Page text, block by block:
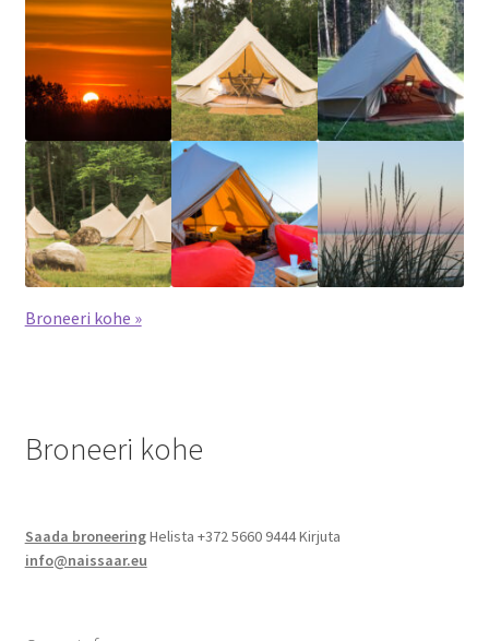
Tegevused
Dresiinisõidud
Ekskursioonid
Jalgsimatk
Matkarajad
Catering
Broneeri kohe »
Broneeri kohe
Saada broneeringHelista +372 5660 9444 Kirjuta
info@naissaar.eu